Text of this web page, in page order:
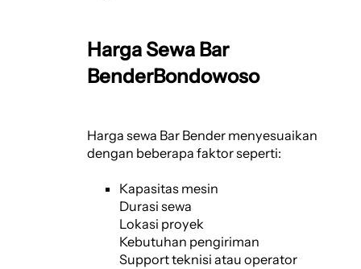
Harga Sewa Bar
BenderBondowoso
Harga sewa Bar Bender menyesuaikan
dengan beberapa faktor seperti:
Kapasitas mesin
Durasi sewa
Lokasi proyek
Kebutuhan pengiriman
Support teknisi atau operator